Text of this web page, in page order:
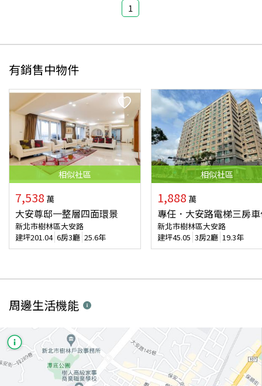
1
有銷售中物件
相似社區
7,538 萬
大安尊邸一整層四面環景
新北市樹林區大安路
建坪201.04 6房3廳 25.6年
相似社區
1,888 萬
專任．大安路電梯三房
新北市樹林區大安路
建坪45.05 3房2廳 19.3年
周邊生活機能